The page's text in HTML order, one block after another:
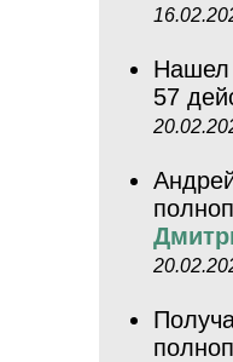
Нашел
57